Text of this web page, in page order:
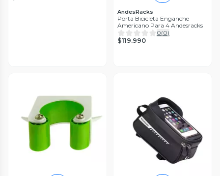
AndesRacks
Porta Bicicleta Enganche
Americano Para 4 Andesracks
0(0)
$119.990